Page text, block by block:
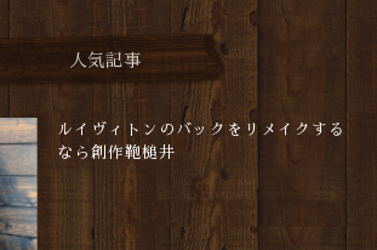
人気記事
ルイヴィトンのバックをリメイクする
なら創作鞄槌井